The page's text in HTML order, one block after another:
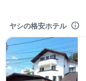
ヤシの格安ホテル